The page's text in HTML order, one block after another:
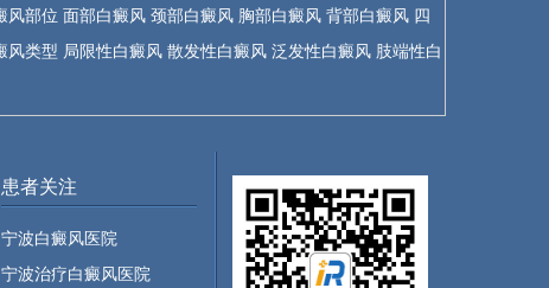
风部位 面部白癜风 颈部白癜风 胸部白癜风 背部白癜风 四
风类型 局限性白癜风 散发性白癜风 泛发性白癜风 肢端性白
患者关注
宁波白癜风医院
宁波治疗白癜风医院